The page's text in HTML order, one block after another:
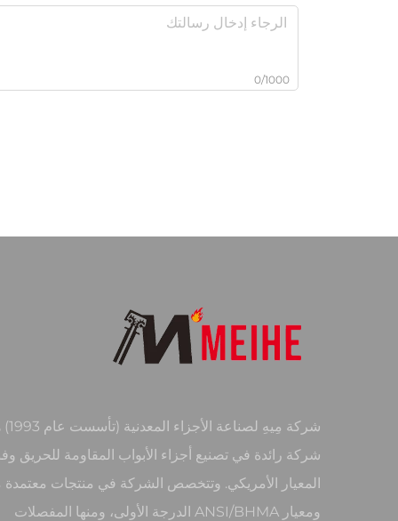
0/1000
شركة مِيهِ
شركة رائدة في تصنيع أجزاء الأبواب المقاومة للحريق
ومعيار ANSI/BHMA الدرجة الأولى، ومنها المفصلات